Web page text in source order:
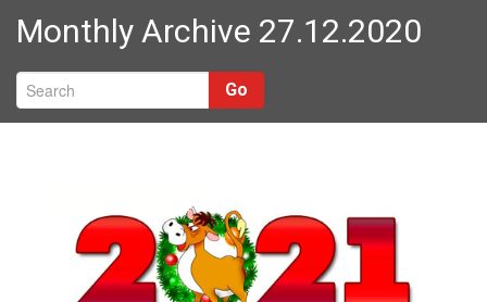
Monthly Archive 27.12.2020
Go